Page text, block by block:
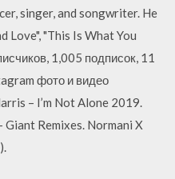
singer, and songwriter. He
Love", "This Is What You
1,005 подписок, 11
фото и видео
– I’m Not Alone 2019.
Giant Remixes. Normani X